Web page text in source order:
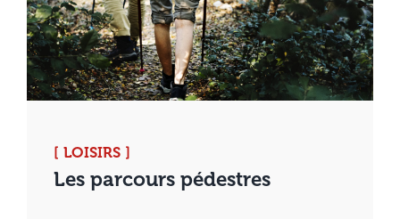
[ LOISIRS ]
Les parcours pédestres